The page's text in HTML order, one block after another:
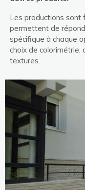
Les productions sont
permettent de
spécifique à chaque
choix de colorimétrie,
textures.